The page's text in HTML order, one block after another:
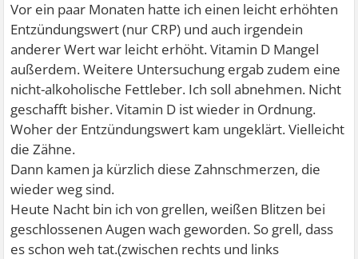
Vor ein paar Monaten hatte ich einen leicht erhöhten
Entzündungswert (nur CRP) und auch irgendein
anderer Wert war leicht erhöht. Vitamin D Mangel
außerdem. Weitere Untersuchung ergab zudem eine
nicht-alkoholische Fettleber. Ich soll abnehmen. Nicht
geschafft bisher. Vitamin D ist wieder in Ordnung.
Woher der Entzündungswert kam ungeklärt. Vielleicht
die Zähne.
Dann kamen ja kürzlich diese Zahnschmerzen, die
wieder weg sind.
Heute Nacht bin ich von grellen, weißen Blitzen bei
geschlossenen Augen wach geworden. So grell, dass
es schon weh tat.(zwischen rechts und links